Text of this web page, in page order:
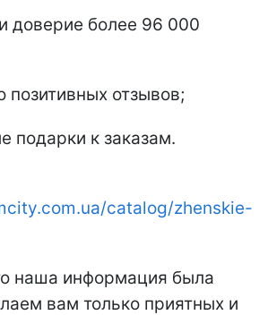
доверие более 96 000
позитивных отзывов;
подарки к заказам.
catalog/zhenskie-
наша информация была
вам только приятных и